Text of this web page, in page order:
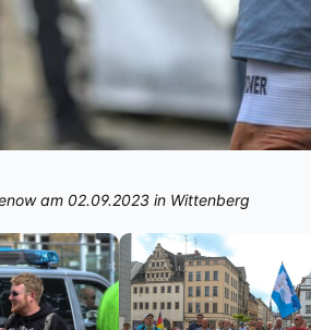
am 02.09.2023 in Wittenberg